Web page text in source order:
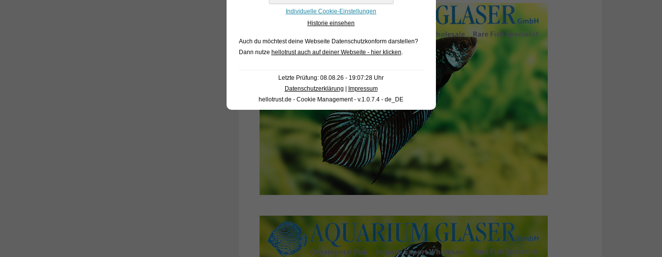
Individuelle Cookie-Einstellungen
Historie einsehen
Auch du möchtest deine Webseite Datenschutzkonform darstellen?
Dann nutze hellotrust auch auf deiner Webseite - hier klicken.
Letzte Prüfung: 08.08.26 - 19:07:28 Uhr
Datenschutzerklärung
Impressum
hellotrust.de - Cookie Management - v.1.0.7.4 - de_DE